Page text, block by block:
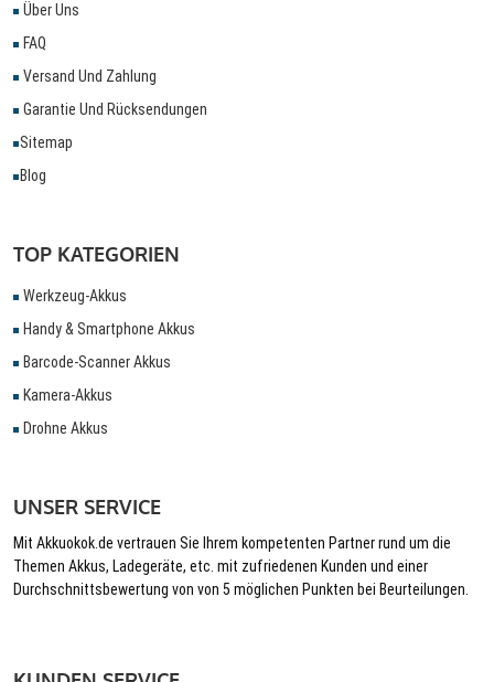
Über Uns
FAQ
Versand Und Zahlung
Garantie Und Rücksendungen
Sitemap
Blog
TOP KATEGORIEN
Werkzeug-Akkus
Handy & Smartphone Akkus
Barcode-Scanner Akkus
Kamera-Akkus
Drohne Akkus
UNSER SERVICE
Mit Akkuokok.de vertrauen Sie Ihrem kompetenten Partner rund um die
Themen Akkus, Ladegeräte, etc. mit zufriedenen Kunden und einer
Durchschnittsbewertung von von 5 möglichen Punkten bei Beurteilungen.